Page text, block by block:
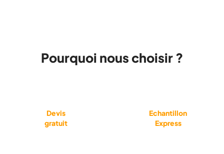
Pourquoi nous choisir ?
Devis
gratuit
Echantillon
Express